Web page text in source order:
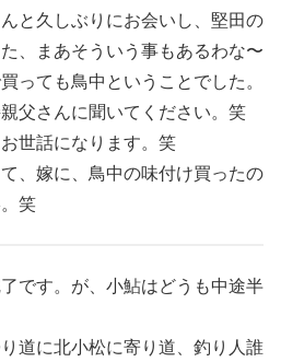
と久しぶりにお会いし、堅田の
、まあそういう事もあるわな〜
っても鳥中ということでした。
父さんに聞いてください。笑
世話になります。笑
、嫁に、鳥中の味付け買ったの
笑
です。が、小鮎はどうも中途半
道に北小松に寄り道、釣り人誰